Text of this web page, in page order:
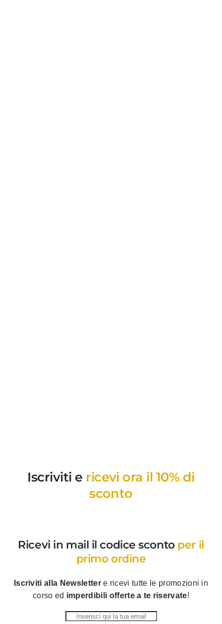
Iscriviti e ricevi ora il 10% di
sconto
Ricevi in mail il codice sconto per il
primo ordine
Iscriviti alla Newslettere ricevi tutte le promozioni in
corso ed imperdibili offerte a te riservate!